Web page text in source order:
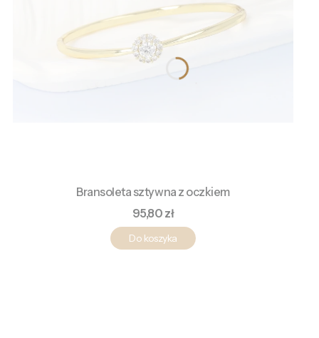
Bransoleta sztywna z oczkiem
Cena
95,80 zł
Do koszyka